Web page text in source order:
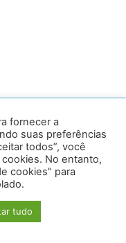
1950 - Zacarias,
(33) 3329 8000
fornecer a
suas preferências
todos”, você
No entanto,
cookies" para
tudo